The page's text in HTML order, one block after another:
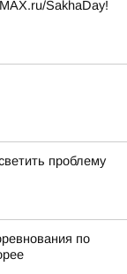
SakhaDay!
проблему
по